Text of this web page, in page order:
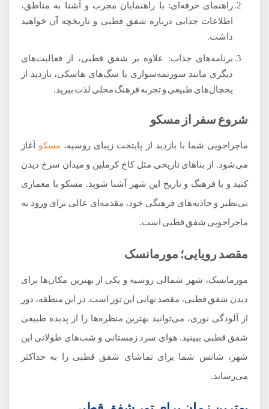
راهنمای حرفه‌ای: با راهنمایان مجرب و آشنا به مناطق،
اطلاعات جذابی درباره شفق قطبی و تاریخچه آن خواهید
داشت.
برنامه‌های جذاب: علاوه بر شفق قطبی، از فعالیت‌های
دیگری مانند سورتمه‌سواری با سگ‌های هاسکی، بازدید از
یخچال‌های طبیعی و تجربه فرهنگ محلی لذت ببرید.
شروع سفر از مسکو
ماجراجویی شما با بازدید از پایتخت زیبای روسیه، مسکو آغاز
می‌شود. از بناهای تاریخی مثل کاخ کرملین و میدان سرخ دیدن
کنید و با فرهنگ و تاریخ این شهر آشنا شوید. مسکو با معماری
بی‌نظیر و جاذبه‌های فرهنگی خود، مقدمه‌ای عالی برای ورود به
ماجراجویی شفق قطبی است.
مقصد رویایی؛ مورمانسک
مورمانسک، شهر شمالی روسیه و یکی از بهترین مکان‌ها برای
دیدن شفق قطبی، مقصد نهایی این تور است. در این منطقه، دور
از آلودگی نوری، می‌توانید بهترین منظره‌ها را از پدیده طبیعی
شفق قطبی ببینید. هوای سرد زمستانی و شب‌های طولانی این
شهر، شانس شما برای تماشای شفق قطبی را به حداکثر
می‌رساند.